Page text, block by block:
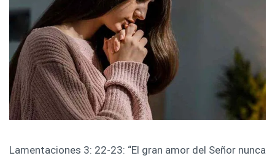
Lamentaciones 3: 22-23: “El gran amor del Señor nunca